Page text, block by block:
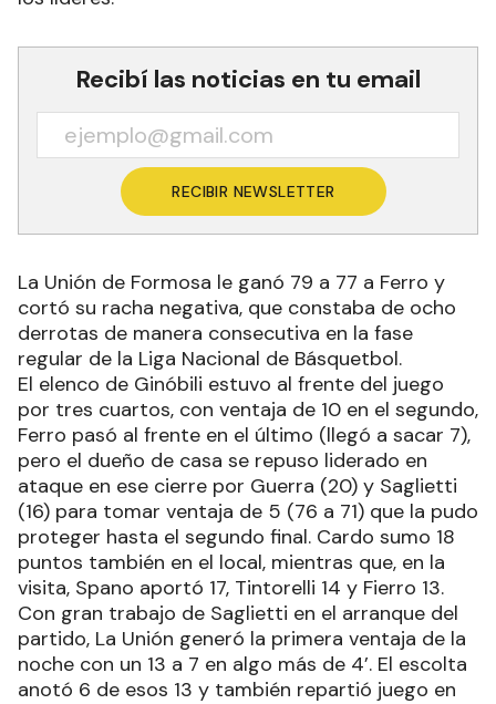
Recibí las noticias en tu email
RECIBIR NEWSLETTER
La Unión de Formosa le ganó 79 a 77 a Ferro y
cortó su racha negativa, que constaba de ocho
derrotas de manera consecutiva en la fase
regular de la Liga Nacional de Básquetbol.
El elenco de Ginóbili estuvo al frente del juego
por tres cuartos, con ventaja de 10 en el segundo,
Ferro pasó al frente en el último (llegó a sacar 7),
pero el dueño de casa se repuso liderado en
ataque en ese cierre por Guerra (20) y Saglietti
(16) para tomar ventaja de 5 (76 a 71) que la pudo
proteger hasta el segundo final. Cardo sumo 18
puntos también en el local, mientras que, en la
visita, Spano aportó 17, Tintorelli 14 y Fierro 13.
Con gran trabajo de Saglietti en el arranque del
partido, La Unión generó la primera ventaja de la
noche con un 13 a 7 en algo más de 4’. El escolta
anotó 6 de esos 13 y también repartió juego en